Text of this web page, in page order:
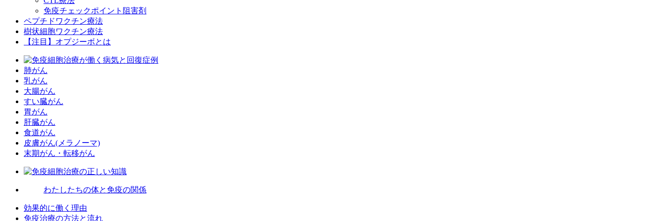
免疫チェックポイント阻害剤
ペプチドワクチン療法
樹状細胞ワクチン療法
【注目】オプジーボとは
肺がん
乳がん
大腸がん
すい臓がん
胃がん
肝臓がん
食道がん
皮膚がん(メラノーマ)
末期がん・転移がん
わたしたちの体と免疫の関係
効果的に働く理由
免疫治療の方法と流れ